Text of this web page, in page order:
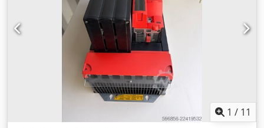
1 / 11